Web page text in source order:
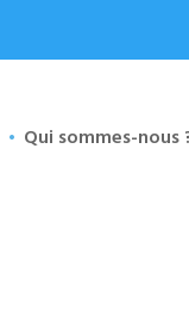
Qui sommes-nous